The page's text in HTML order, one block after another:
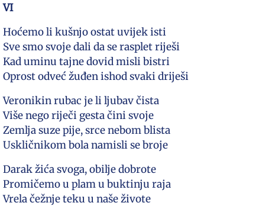
VI
Hoćemo li kušnjo ostat uvijek isti
Sve smo svoje dali da se rasplet riješi
Kad uminu tajne dovid misli bistri
Oprost odveć žuđen ishod svaki driješi
Veronikin rubac je li ljubav čista
Više nego riječi gesta čini svoje
Zemlja suze pije, srce nebom blista
Uskličnikom bola namisli se broje
Darak žića svoga, obilje dobrote
Promičemo u plam u buktinju raja
Vrela čežnje teku u naše živote